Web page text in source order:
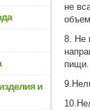
и
не
8. Не
пищи.